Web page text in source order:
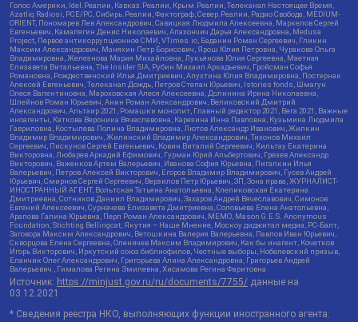
Голос Америки, Idel.Реалии, Кавказ.Реалии, Крым.Реалии, Телеканал Настоящее Время,
Azatliq Radiosi, PCE/PC, Сибирь.Реалии, Фактограф, Север.Реалии, Радио Свобода, MEDIUM-
ORIENT, Пономарев Лев Александрович, Савицкая Людмила Алексеевна, Маркелов Сергей
Евгеньевич, Камалягин Денис Николаевич, Апахончич Дарья Александровна, Medusa
Project, Первое антикоррупционное СМИ, VTimes.io, Баданин Роман Сергеевич, Гликин
Максим Александрович, Маняхин Петр Борисович, Ярош Юлия Петровна, Чуракова Ольга
Владимировна, Железнова Мария Михайловна, Лукьянова Юлия Сергеевна, Маетная
Елизавета Витальевна, The Insider SIA, Рубин Михаил Аркадьевич, Гройсман Софья
Романовна, Рождественский Илья Дмитриевич, Апухтина Юлия Владимировна, Постернак
Алексей Евгеньевич, Телеканал Дождь, Петров Степан Юрьевич, Istories fonds, Шмагун
Олеся Валентиновна, Мароховская Алеся Алексеевна, Долинина Ирина Николаевна,
Шлейнов Роман Юрьевич, Анин Роман Александрович, Великовский Дмитрий
Александрович, Альтаир 2021, Ромашки монолит, Главный редактор 2021, Вега 2021, Важные
иноагенты, Каткова Вероника Вячеславовна, Карезина Инна Павловна, Кузьмина Людмила
Гавриловна, Костылева Полина Владимировна, Лютов Александр Иванович, Жилкин
Владимир Владимирович, Жилинский Владимир Александрович, Тихонов Михаил
Сергеевич, Пискунов Сергей Евгеньевич, Ковин Виталий Сергеевич, Кильтау Екатерина
Викторовна, Любарев Аркадий Ефимович, Гурман Юрий Альбертович, Грезев Александр
Викторович, Важенков Артем Валерьевич, Иванова София Юрьевна, Пигалкин Илья
Валерьевич, Петров Алексей Викторович, Егоров Владимир Владимирович, Гусев Андрей
Юрьевич, Смирнов Сергей Сергеевич, Верзилов Петр Юрьевич, ЗП, Зона права, ЖУРНАЛИСТ-
ИНОСТРАННЫЙ АГЕНТ, Вольтская Татьяна Анатольевна, Клепиковская Екатерина
Дмитриевна, Сотников Даниил Владимирович, Захаров Андрей Вячеславович, Симонов
Евгений Алексеевич, Сурначева Елизавета Дмитриевна, Соловьева Елена Анатольевна,
Арапова Галина Юрьевна, Перл Роман Александрович, МЕМО, Mason G.E.S. Anonymous
Foundation, Stichting Bellingcat, Якутия – Наше Мнение, Москоу диджитал медиа, РС-Балт,
Заговора Максим Александрович, Ветошкина Валерия Валерьевна, Павлов Иван Юрьевич,
Скворцова Елена Сергеевна, Оленичев Максим Владимирович, Как бы инагент, Кочетков
Игорь Викторович, Иркутский союз библиофилов, Честные выборы, Нобелевский призыв,
Еланчик Олег Александрович, Григорьева Алина Александровна, Григорьев Андрей
Валерьевич , Гималова Регина Эмилевна, Хисамова Регина Фаритовна
Источник: https://minjust.gov.ru/ru/documents/7755/ данные на
03.12.2021
* Сведения реестра НКО, выполняющих функции иностранного агента: